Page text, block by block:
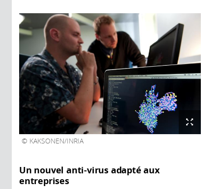
KAKSONEN/INRIA
Un nouvel anti-virus adapté aux
entreprises